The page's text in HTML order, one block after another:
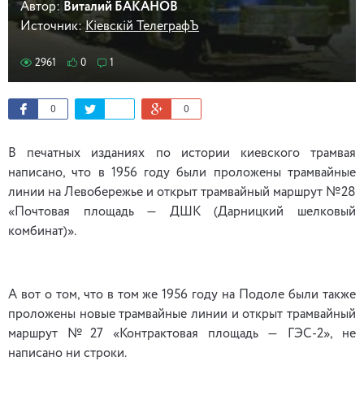
Автор: Виталий БАКАНОВ
Источник: Кіевскій ТелеграфЪ
2961 0 1
0 0
В печатных изданиях по истории киевского трамвая
написано, что в 1956 году были проложены трамвайные
линии на Левобережье и открыт трамвайный маршрут №28
«Почтовая площадь — ДШК (Дарницкий шелковый
комбинат)».
А вот о том, что в том же 1956 году на Подоле были также
проложены новые трамвайные линии и открыт трамвайный
маршрут №27 «Контрактовая площадь — ГЭС-2», не
написано ни строки.